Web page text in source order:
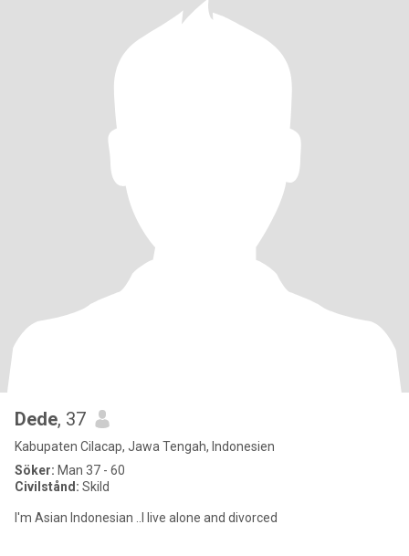
Dede, 37
Kabupaten Cilacap, Jawa Tengah, Indonesien
Söker: Man 37 - 60
Civilstånd: Skild
I'm Asian Indonesian ..I live alone and divorced